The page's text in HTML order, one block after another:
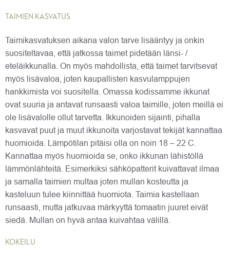
TAIMIEN KASVATUS
Taimikasvatuksen aikana valon tarve lisääntyy ja onkin
suositeltavaa, että jatkossa taimet pidetään länsi- /
eteläikkunalla. On myös mahdollista, että taimet tarvitsevat
myös lisävaloa, joten kaupallisten kasvulamppujen
hankkimista voi suositella. Omassa kodissamme ikkunat
ovat suuria ja antavat runsaasti valoa taimille, joten meillä ei
ole lisävalolle ollut tarvetta. Ikkunoiden sijainti, pihalla
kasvavat puut ja muut ikkunoita varjostavat tekijät kannattaa
huomioida. Lämpötilan pitäisi olla on noin 18 – 22 C.
Kannattaa myös huomioida se, onko ikkunan lähistöllä
lämmönlähteitä. Esimerkiksi sähköpatterit kuivattavat ilmaa
ja samalla taimien multaa joten mullan kosteutta ja
kasteluun tulee kiinnittää huomiota. Taimia kastellaan
runsaasti, mutta jatkuvaa märkyyttä tomaatin juuret eivät
siedä. Mullan on hyvä antaa kuivahtaa välillä.
KOKEILU